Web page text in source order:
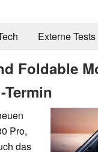
Externe Tests
Foldable
Pro,
das